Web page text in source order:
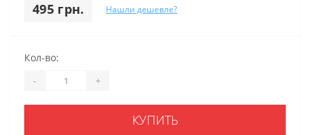
495 грн. Нашли дешевле?
Кол-во:
- +
КУПИТЬ